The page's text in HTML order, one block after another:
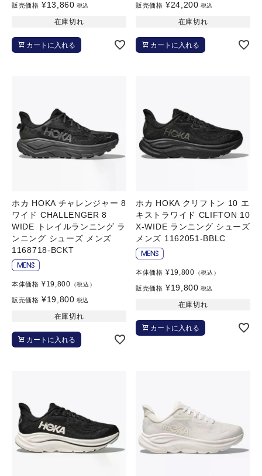
販売価格 ¥13,860 税込
在庫切れ
カートに入れる
販売価格 ¥24,200 税込
在庫切れ
カートに入れる
ホカ HOKA チャレンジャー 8
ワイド CHALLENGER 8
WIDE トレイルランニング ラ
ンニング シューズ メンズ
1168718-BCKT
本体価格 ¥19,800 （税込）
販売価格 ¥19,800 税込
在庫切れ
カートに入れる
ホカ HOKA クリフトン 10 エ
キストラワイド CLIFTON 10
X-WIDE ランニング シューズ
メンズ 1162051-BBLC
本体価格 ¥19,800 （税込）
販売価格 ¥19,800 税込
在庫切れ
カートに入れる